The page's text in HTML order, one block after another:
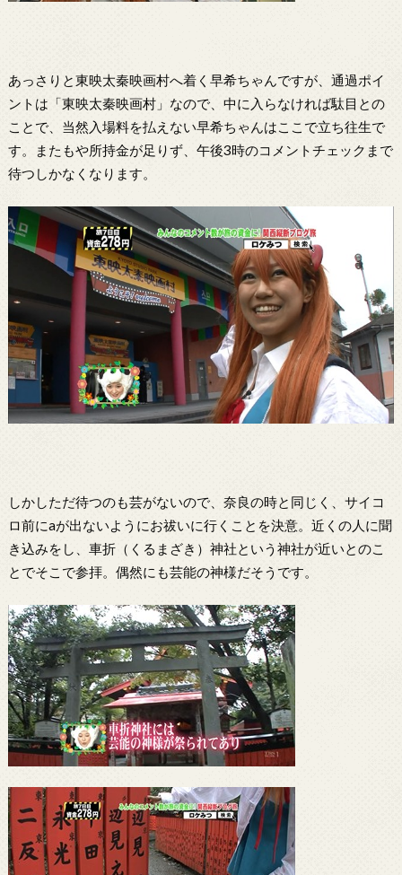
あっさりと東映太秦映画村へ着く早希ちゃんですが、通過ポイ
ントは「東映太秦映画村」なので、中に入らなければ駄目との
ことで、当然入場料を払えない早希ちゃんはここで立ち往生で
す。またもや所持金が足りず、午後3時のコメントチェックまで
待つしかなくなります。
しかしただ待つのも芸がないので、奈良の時と同じく、サイコ
ロ前にaが出ないようにお祓いに行くことを決意。近くの人に聞
き込みをし、車折（くるまざき）神社という神社が近いとのこ
とでそこで参拝。偶然にも芸能の神様だそうです。